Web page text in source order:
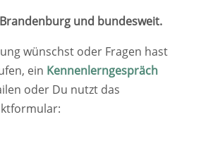
und bundesweit.
wünschst oder Fragen hast
ein Kennenlerngespräch
oder Du nutzt das